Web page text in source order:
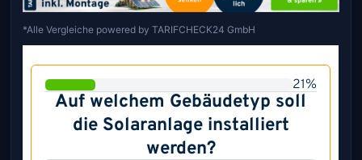
*Alle Vergleiche powered by TARIFCHECK24 GmbH